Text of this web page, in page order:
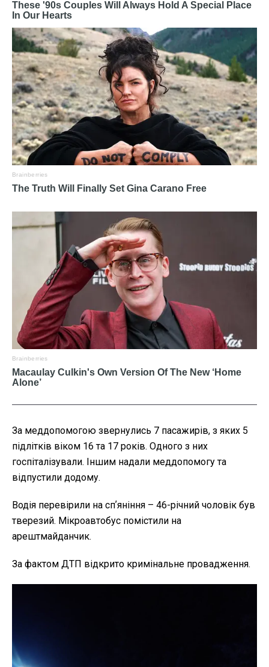
За меддопомогою звернулись 7 пасажирів, з яких 5
підлітків віком 16 та 17 років. Одного з них
госпіталізували. Іншим надали меддопомогу та
відпустили додому.
Водія перевірили на спʼяніння – 46-річний чоловік був
тверезий. Мікроавтобус помістили на
арештмайданчик.
За фактом ДТП відкрито кримінальне провадження.